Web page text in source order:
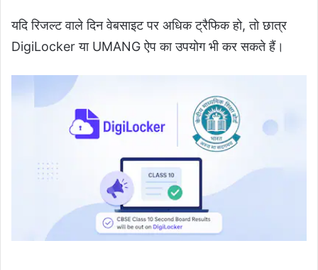
यदि रिजल्ट वाले दिन वेबसाइट पर अधिक ट्रैफिक हो, तो छात्र
DigiLocker या UMANG ऐप का उपयोग भी कर सकते हैं।